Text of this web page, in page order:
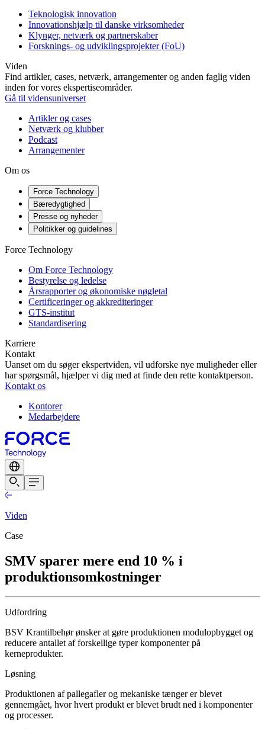
Teknologisk innovation
Innovationshjælp til danske virksomheder
Klynger, netværk og partnerskaber
Forsknings- og udviklingsprojekter (FoU)
Viden
Find artikler, cases, netværk, arrangementer og anden faglig viden
inden for vores ekspertiseområder.
Gå til vidensuniverset
Artikler og cases
Netværk og klubber
Podcast
Arrangementer
Om os
Force Technology
Bæredygtighed
Presse og nyheder
Politikker og guidelines
Force Technology
Om Force Technology
Bestyrelse og ledelse
Årsrapporter og økonomiske nøgletal
Certificeringer og akkrediteringer
GTS-institut
Standardisering
Karriere
Kontakt
Uanset om du søger ekspertviden, vil udforske nye muligheder eller
har spørgsmål, hjælper vi dig med at finde den rette kontaktperson.
Kontakt os
Kontorer
Medarbejdere
Viden
Case
SMV sparer mere end 10 % i
produktionsomkostninger
Udfordring
BSV Krantilbehør ønsker at gøre produktionen modulopbygget og
reducere antallet af forskellige typer komponenter på
kerneprodukter.
Løsning
Produktionen af pallegafler og mekaniske tænger er blevet
gennemgået, hvor hvert produkt er blevet brudt ned i komponenter
og processer.